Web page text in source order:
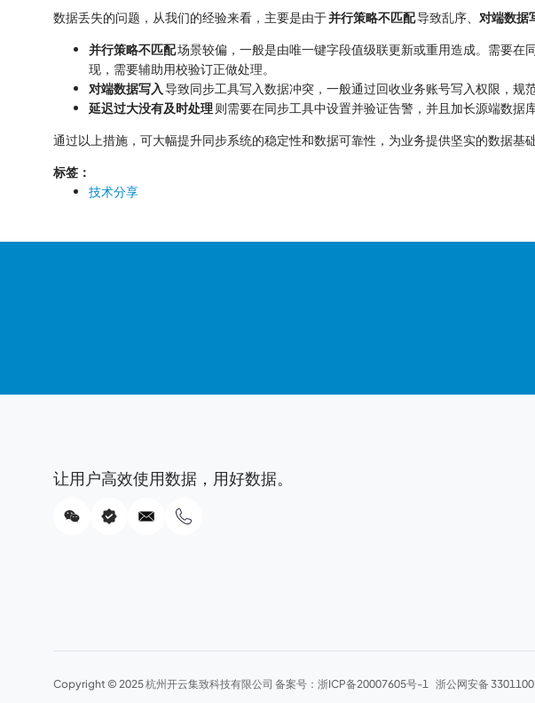
数据丢失的问题，从我们的经验来看，主要是由于并行策略不匹配导致乱序、 对端数据
并行策略不匹配场景较偏，一般是由唯一键字段值级联更新或重用造成。需要
现，需要辅助用校验订正做处理。
对端数据写入 导致同步工具写入数据冲突，一般通过回收业务账号写入权限，规
延迟过大没有及时处理则需要在同步工具中设置并验证告警，并且加长源端数据
通过以上措施，可大幅提升同步系统的稳定性和数据可靠性，为业务提供坚实的数据基础
标签：
技术分享
让用户高效使用数据，用好数据。
Copyright © 2025 杭州开云集致科技有限公司 备案号： 浙ICP备20007605号-1 浙公网安备